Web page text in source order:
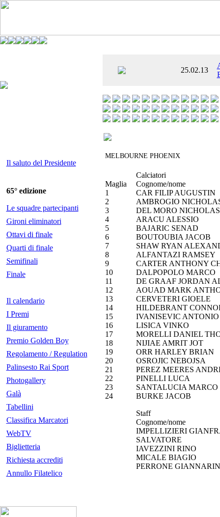
25.02.13
Il saluto del Presidente
65° edizione
Le squadre partecipanti
Gironi eliminatori
Ottavi di finale
Quarti di finale
Semifinali
Finale
Il calendario
I Premi
Il giuramento
Premio Golden Boy
Regolamento / Regulation
Palinsesto Rai Sport
Photogallery
Galà
Tabellini
Classifica Marcatori
WebTV
Biglietteria
Richiesta accrediti
Annullo Filatelico
MELBOURNE PHOENIX
Calciatori
Maglia
Cognome/nome
1
CAR FILIP AUGUSTIN
2
AMBROGIO
3
DEL MORO NICHOLAS
4
ARACU ALESSIO
5
BAJARIC SENAD
6
BOUTOUBIA JACOB
7
SHAW RYAN
8
ALFANTAZI RAMSEY
9
CARTER ANTHONY
10
DALPOPOLO MARCO
11
DE GRAAF JORDAN
12
AOUAD MARK
13
CERVETERI GIOELE
14
HILDEBRANT
15
IVANISEVIC ANTONIO
16
LISICA VINKO
17
MORELLI DANIEL
18
NIJIAE AMRIT JOT
19
ORR HARLEY BRIAN
20
OSROJIC NEBOJSA
21
PEREZ MEERES
22
PINELLI LUCA
23
SANTALUCIA MARCO
24
BURKE JACOB
Staff
Cognome/nome
IMPELLIZIERI
SALVATORE
IAVEZZINI RINO
MICALE BIAGIO
PERRONE